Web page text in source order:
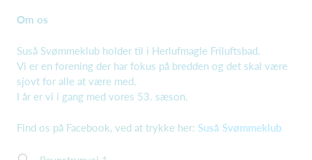
Om os
Suså Svømmeklub holder til i Herlufmagle Friluftsbad.
Vi er en forening der har fokus på bredden og det skal være
sjovt for alle at være med.
I år er vi i gang med vores 53. sæson.
Find os på Facebook, ved at trykke her: Suså Svømmeklub